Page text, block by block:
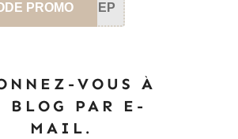
PROMO SEP
VOUS À
BLOG PAR E-
MAIL.